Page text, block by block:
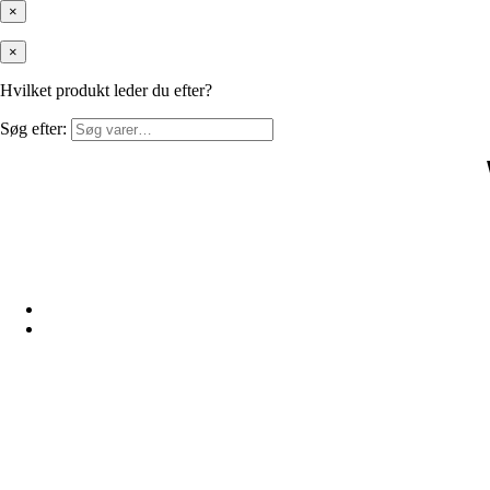
×
×
Hvilket produkt leder du efter?
Søg efter: